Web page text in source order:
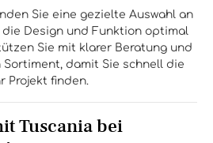
Sie eine gezielte Auswahl an
die Design und Funktion optimal
Sie mit klarer Beratung und
damit Sie schnell die
Projekt finden.
Tuscania bei